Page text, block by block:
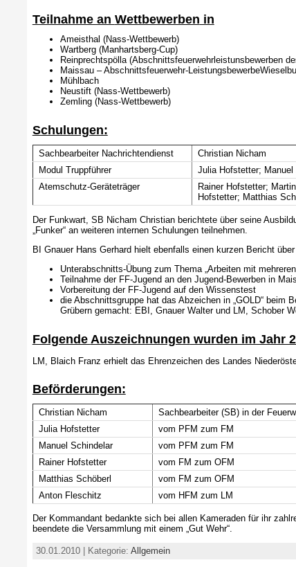
Teilnahme an Wettbewerben in
Ameisthal (Nass-Wettbewerb)
Wartberg (Manhartsberg-Cup)
Reinprechtspölla (Abschnittsfeuerwehrleistunsbewerben
Maissau – Abschnittsfeuerwehr-
Mühlbach
Neustift (Nass-Wettbewerb)
Zemling (Nass-Wettbewerb)
Schulungen:
Sachbearbeiter Nachrichtendienst
Christian Nicham
Modul Truppführer
Julia Hofstetter; Manuel
Atemschutz-Geräteträger
Rainer Hofstetter; Martin
Hofstetter; Matthias
Der Funkwart, SB Nicham Christian berichtete über seine
„Funker“ an weiteren internen Schulungen teilnehmen.
BI Gnauer Hans Gerhard hielt ebenfalls einen kurzen Bericht
Unterabschnitts-Übung zum Thema „Arbeiten mit
Teilnahme der FF-Jugend an den Jugend-Bewerben in
Vorbereitung der FF-Jugend auf den Wissenstest
die Abschnittsgruppe hat das Abzeichen in „GOLD“ beim
Grübern gemacht: EBI, Gnauer Walter und LM, Schober
Folgende Auszeichnungen wurden im Jahr
LM, Blaich Franz erhielt das Ehrenzeichen des Landes
Beförderungen:
Christian Nicham
Sachbearbeiter (SB) in der
Julia Hofstetter
vom PFM zum FM
Manuel Schindelar
vom PFM zum FM
Rainer Hofstetter
vom FM zum OFM
Matthias Schöberl
vom FM zum OFM
Anton Fleschitz
vom HFM zum LM
Der Kommandant bedankte sich bei allen Kameraden für ihr
beendete die Versammlung mit einem „Gut Wehr“.
30.01.2010 | Kategorie: Allgemein